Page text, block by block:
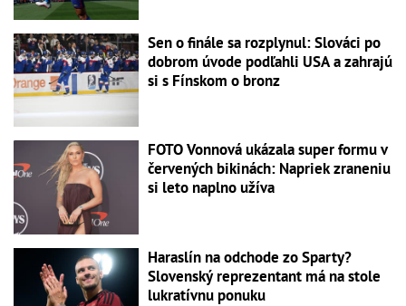
Sen o finále sa rozplynul: Slováci po
dobrom úvode podľahli USA a zahrajú
si s Fínskom o bronz
FOTO Vonnová ukázala super formu v
červených bikinách: Napriek zraneniu
si leto naplno užíva
Haraslín na odchode zo Sparty?
Slovenský reprezentant má na stole
lukratívnu ponuku